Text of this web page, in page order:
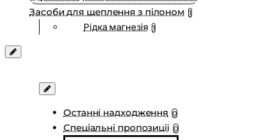
Засоби для щеплення з пілоном 1
Рідка магнезія 1
Останні надходження 0
Спеціальні пропозиції 0